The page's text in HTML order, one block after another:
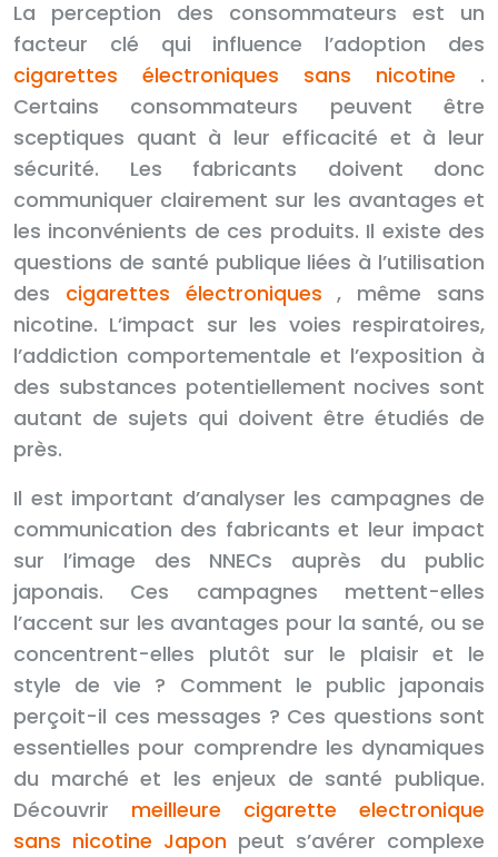
La perception des consommateurs est un
facteur clé qui influence l’adoption des
cigarettes électroniques sans nicotine .
Certains consommateurs peuvent être
sceptiques quant à leur efficacité et à leur
sécurité. Les fabricants doivent donc
communiquer clairement sur les avantages et
les inconvénients de ces produits. Il existe des
questions de santé publique liées à l’utilisation
des cigarettes électroniques, même sans
nicotine. L’impact sur les voies respiratoires,
l’addiction comportementale et l’exposition à
des substances potentiellement nocives sont
autant de sujets qui doivent être étudiés de
près.
Il est important d’analyser les campagnes de
communication des fabricants et leur impact
sur l’image des NNECs auprès du public
japonais. Ces campagnes mettent-elles
l’accent sur les avantages pour la santé, ou se
concentrent-elles plutôt sur le plaisir et le
style de vie ? Comment le public japonais
perçoit-il ces messages ? Ces questions sont
essentielles pour comprendre les dynamiques
du marché et les enjeux de santé publique.
Découvrir meilleure cigarette electronique
sans nicotine Japon peut s’avérer complexe